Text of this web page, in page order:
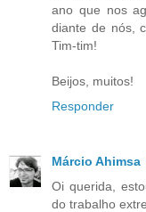
ano que nos
diante de nós,
Tim-tim!
Beijos, muitos!
Responder
Márcio Ahimsa
Oi querida,
do trabalho